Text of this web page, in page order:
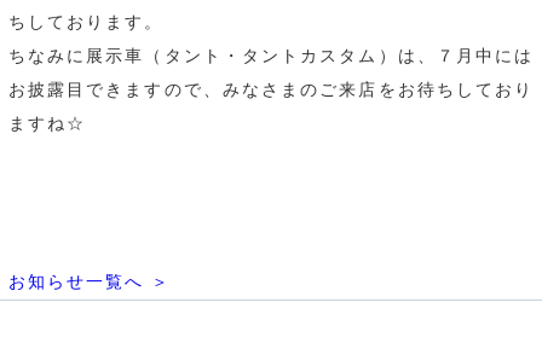
ちしております。
ちなみに展示車（タント・タントカスタム）は、７月中には
お披露目できますので、みなさまのご来店をお待ちしており
ますね☆
お知らせ一覧へ ＞